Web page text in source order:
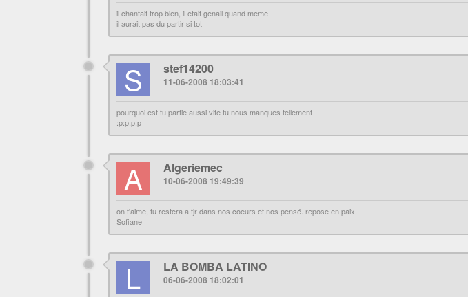
il chantait trop bien, il etait genail quand meme
il aurait pas du partir si tot
S stef14200
11-06-2008 18:03:41
pourquoi est tu partie aussi vite tu nous manques tellement
:p:p:p:p
A Algeriemec
10-06-2008 19:49:39
on t'aime, tu restera a tjr dans nos coeurs et nos pensé. repose en paix.
Sofiane
L LA BOMBA LATINO
06-06-2008 18:02:01